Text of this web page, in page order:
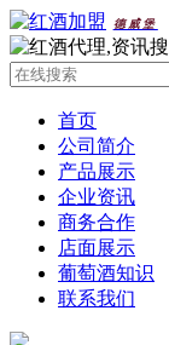
德威堡
首页
公司简介
产品展示
企业资讯
商务合作
店面展示
葡萄酒知识
联系我们